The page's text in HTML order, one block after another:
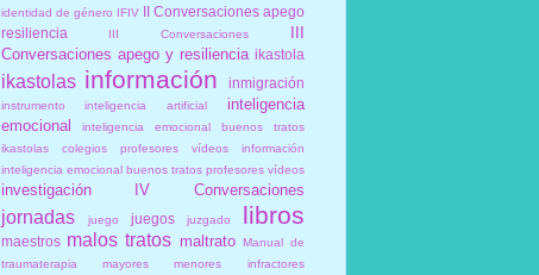
identidad de género IFIV II Conversaciones apego
resiliencia
III Conversaciones
III
Conversaciones apego y resiliencia ikastola
ikastolas información inmigración
instrumento inteligencia artificial
inteligencia
emocional
inteligencia emocional buenos tratos
ikastolas colegios profesores vídeos información
inteligencia emocional buenos tratos profesores vídeos
investigación IV Conversaciones
jornadas juego juegos juzgado libros
maestros malos tratos maltrato Manual de
traumaterapia
mayores menores infractores